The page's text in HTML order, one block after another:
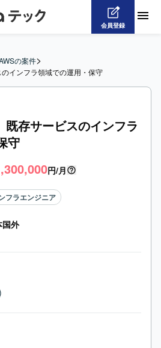
会員登録
の案件>
インフラ領域での運用・保守
既存サービスのインフラ
守
円/月
フラエンジニア
国外